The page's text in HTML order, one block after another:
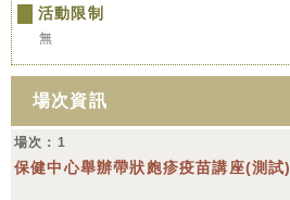
活動限制
無
場次資訊
場次：1
保健中心舉辦帶狀皰疹疫苗講座(測試)